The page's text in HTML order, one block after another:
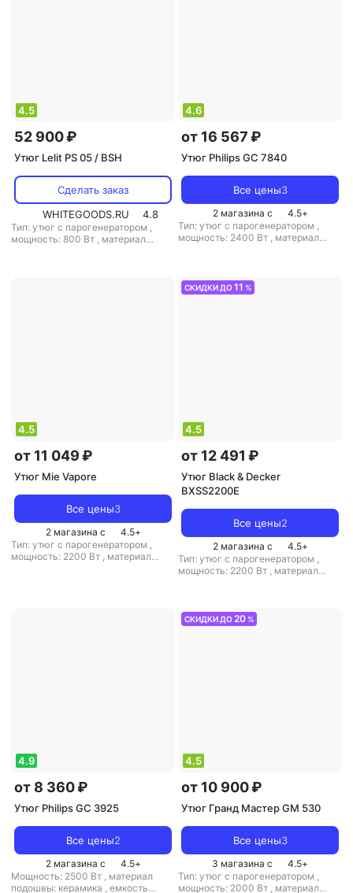
4.5
52 900 ₽
Утюг Lelit PS 05 / BSH
Сделать заказ
WHITEGOODS.RU
4.8
Тип: утюг с парогенератором ,
мощность: 800 Вт , материал
4.6
от 16 567 ₽
Утюг Philips GC 7840
Все цены3
2 магазина с 4.5+
Тип: утюг с парогенератором ,
мощность: 2400 Вт , материал
4.5
от 11 049 ₽
Утюг Mie Vapore
Все цены3
2 магазина с 4.5+
Тип: утюг с парогенератором ,
мощность: 2200 Вт , материал
СКИДКИ ДО11 %
4.5
от 12 491 ₽
Утюг Black & Decker
BXSS2200E
Все цены2
2 магазина с 4.5+
Тип: утюг с парогенератором ,
мощность: 2200 Вт , материал
4.9
от 8 360 ₽
Утюг Philips GC 3925
Все цены2
2 магазина с 4.5+
Мощность: 2500 Вт , материал
подошвы: керамика , емкость
СКИДКИ ДО20 %
4.5
от 10 900 ₽
Утюг Гранд Мастер GM 530
Все цены3
3 магазина с 4.5+
Тип: утюг с парогенератором ,
мощность: 2000 Вт , материал